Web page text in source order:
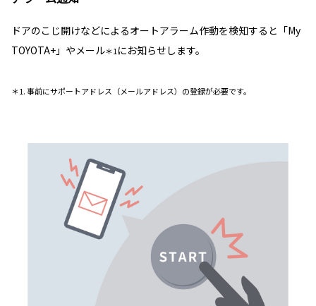
ドアのこじ開けなどによるオートアラーム作動を検知すると「My
TOYOTA+」やメール＊1にお知らせします。
＊1. 事前にサポートアドレス（メールアドレス）の登録が必要です。